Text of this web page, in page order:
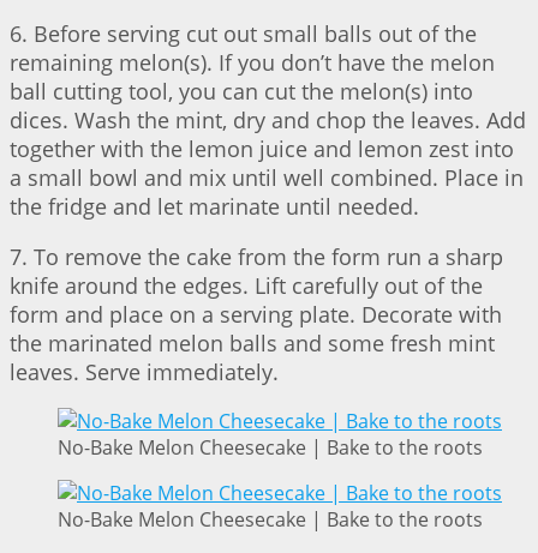
6. Before serving cut out small balls out of the
remaining melon(s). If you don’t have the melon
ball cutting tool, you can cut the melon(s) into
dices. Wash the mint, dry and chop the leaves. Add
together with the lemon juice and lemon zest into
a small bowl and mix until well combined. Place in
the fridge and let marinate until needed.
7. To remove the cake from the form run a sharp
knife around the edges. Lift carefully out of the
form and place on a serving plate. Decorate with
the marinated melon balls and some fresh mint
leaves. Serve immediately.
No-Bake Melon Cheesecake | Bake to the roots
No-Bake Melon Cheesecake | Bake to the roots